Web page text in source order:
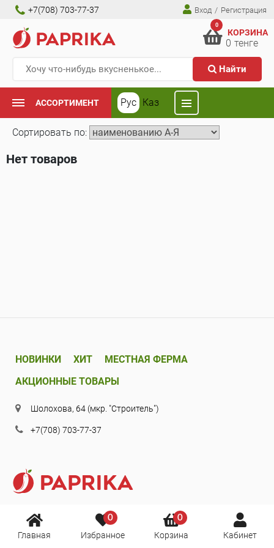
+7(708) 703-77-37 Вход / Регистрация
Найти
0
КОРЗИНА
0 тенге
АССОРТИМЕНТ Рус Каз
Главная
0
Избранное
0
Корзина Кабинет
Сортировать по:
Нет товаров
НОВИНКИ ХИТ
МЕСТНАЯ ФЕРМА
АКЦИОННЫЕ ТОВАРЫ
Шолохова, 64 (мкр. "Строитель")
+7(708) 703-77-37